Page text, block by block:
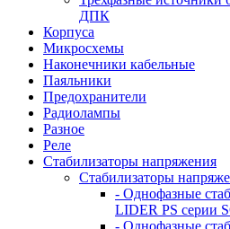
ДПК
Корпуса
Микросхемы
Наконечники кабельные
Паяльники
Предохранители
Радиолампы
Разное
Реле
Стабилизаторы напряжения
Стабилизаторы
- Однофазные
LIDER PS серии
- Однофазные